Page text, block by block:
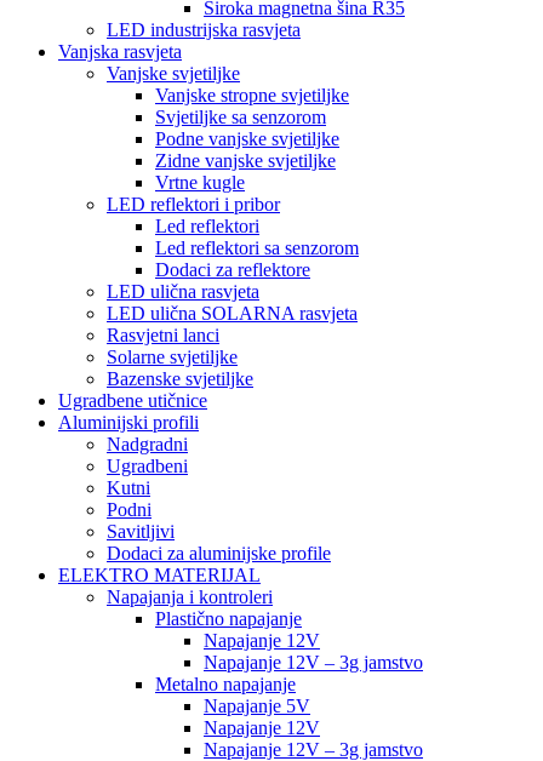
Široka magnetna šina R35
LED industrijska rasvjeta
Vanjska rasvjeta
Vanjske svjetiljke
Vanjske stropne svjetiljke
Svjetiljke sa senzorom
Podne vanjske svjetiljke
Zidne vanjske svjetiljke
Vrtne kugle
LED reflektori i pribor
Led reflektori
Led reflektori sa senzorom
Dodaci za reflektore
LED ulična rasvjeta
LED ulična SOLARNA rasvjeta
Rasvjetni lanci
Solarne svjetiljke
Bazenske svjetiljke
Ugradbene utičnice
Aluminijski profili
Nadgradni
Ugradbeni
Kutni
Podni
Savitljivi
Dodaci za aluminijske profile
ELEKTRO MATERIJAL
Napajanja i kontroleri
Plastično napajanje
Napajanje 12V
Napajanje 12V – 3g jamstvo
Metalno napajanje
Napajanje 5V
Napajanje 12V
Napajanje 12V – 3g jamstvo